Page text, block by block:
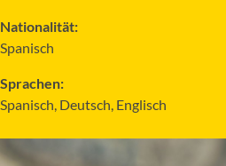
Nationalität:
Spanisch
Sprachen:
Spanisch, Deutsch, Englisch